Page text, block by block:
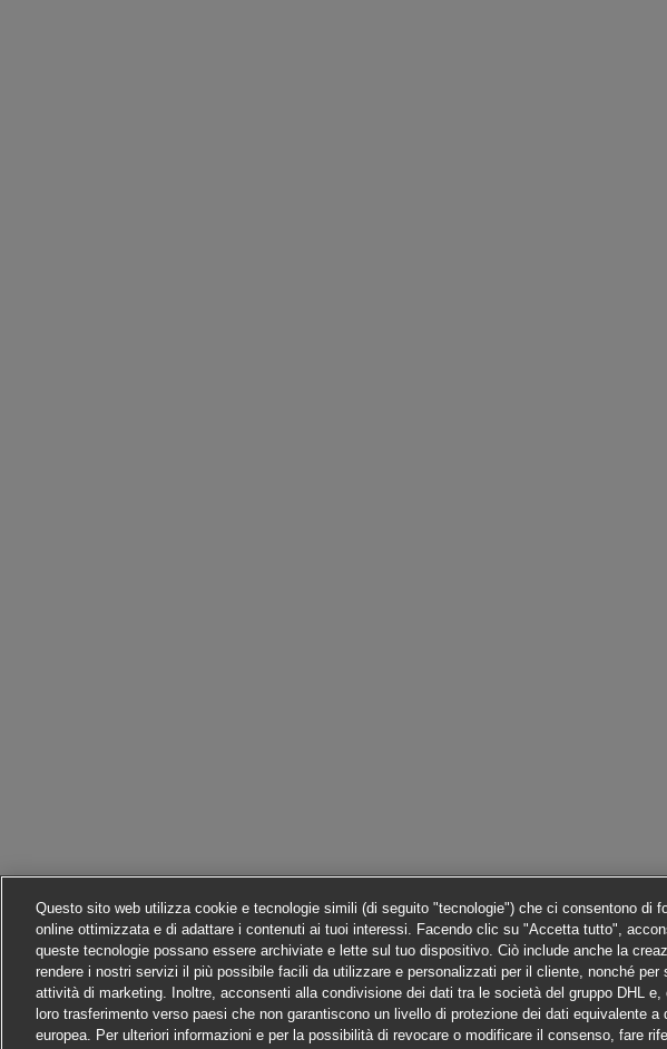
Questo sito web utilizza cookie e tecnologie simili (di seguito "tecnologie") che ci consentono di
online ottimizzata e di adattare i contenuti ai tuoi interessi. Facendo clic su "Accetta tutto",
queste tecnologie possano essere archiviate e lette sul tuo dispositivo. Ciò include anche la
rendere i nostri servizi il più possibile facili da utilizzare e personalizzati per il cliente, nonché per
attività di marketing. Inoltre, acconsenti alla condivisione dei dati tra le società del gruppo DHL e,
loro trasferimento verso paesi che non garantiscono un livello di protezione dei dati equivalente a
europea. Per ulteriori informazioni e per la possibilità di revocare o modificare il consenso, fare